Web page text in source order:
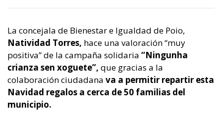
La concejala de Bienestar e Igualdad de Poio,
Natividad Torres, hace una valoración “muy
positiva” de la campaña solidaria “Ningunha
crianza sen xoguete”, que gracias a la
colaboración ciudadana va a permitir repartir esta
Navidad regalos a cerca de 50 familias del
municipio.